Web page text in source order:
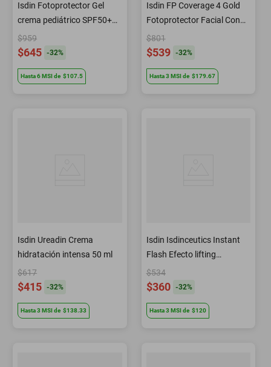
Isdin Fotoprotector Gel
crema pediátrico SPF50+
250 ml
$959
$645 -32%
Hasta6MSIde $107.5
Isdin FP Coverage 4 Gold
Fotoprotector Facial Con
Color SPF50 30 ml
$801
$539 -32%
Hasta3 MSIde $179.67
Isdin Ureadin Crema
hidratación intensa 50 ml
$617
$415 -32%
Hasta3 MSIde $138.33
Isdin Isdinceutics Instant
Flash Efecto lifting
inmediato 5 amp x 2 ml
$534
$360 -32%
Hasta3 MSIde $120